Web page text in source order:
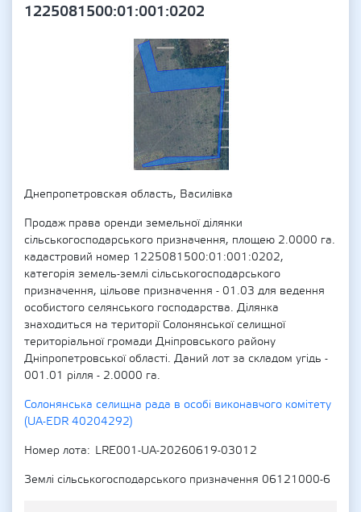
1225081500:01:001:0202
Днепропетровская область, Василівка
Продаж права оренди земельної ділянки
сільськогосподарського призначення, площею 2.0000 га.
кадастровий номер 1225081500:01:001:0202,
категорія земель-землі сільськогосподарського
призначення, цільове призначення - 01.03 для ведення
особистого селянського господарства. Ділянка
знаходиться на території Солонянської селищної
територіальної громади Дніпровського району
Дніпропетровської області. Даний лот за складом угідь -
001.01 рілля - 2.0000 га.
Солонянська селищна рада в особі виконавчого комітету
(UA-EDR 40204292)
Номер лота
LRE001-UA-20260619-03012
Землі сільськогосподарського призначення 06121000-6